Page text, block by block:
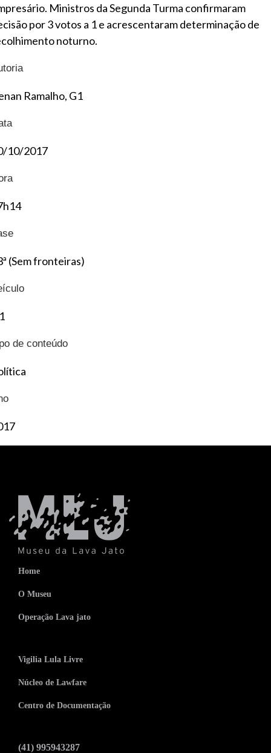
Ministros da Segunda Turma confirmaram
por 3 votos a 1 e acrescentaram determinação de
noturno.
Ramalho, G1
10/2017
(Sem fronteiras)
de conteúdo
Home
O Museu
Operação Lava jato
Vigilia Lula Livre
Núcleo de Lawfare
Centro de Documentação
(41) 995943287